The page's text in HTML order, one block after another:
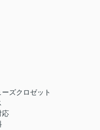
ズクロゼット
応